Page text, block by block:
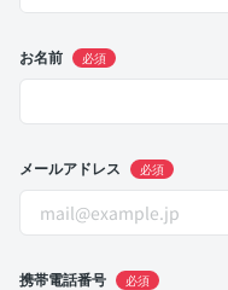
お名前 必須
メールアドレス 必須
携帯電話番号 必須